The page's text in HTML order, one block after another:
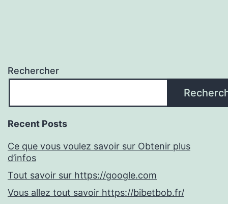
Rechercher
Recent Posts
Ce que vous voulez savoir sur Obtenir plus
d’infos
Tout savoir sur https://google.com
Vous allez tout savoir https://bibetbob.fr/